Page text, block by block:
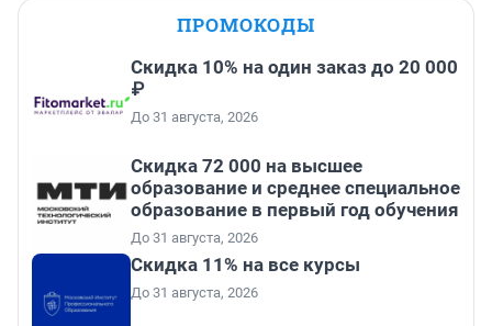
ПРОМОКОДЫ
Скидка 10% на один заказ до 20 000
₽
До 31 августа, 2026
Скидка 72 000 на высшее
образование и среднее специальное
образование в первый год обучения
До 31 августа, 2026
Скидка 11% на все курсы
До 31 августа, 2026